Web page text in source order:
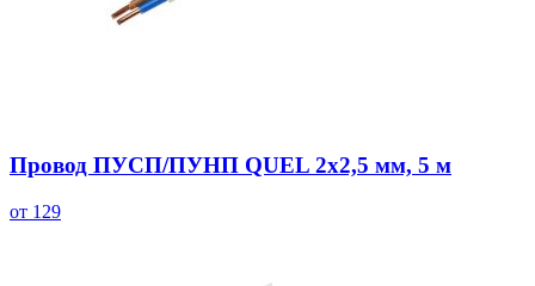
Провод ПУСП/ПУНП QUEL 2х2,5 мм, 5 м
от 129